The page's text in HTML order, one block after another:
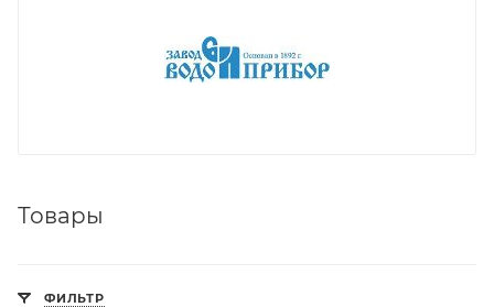
Товары
ФИЛЬТР